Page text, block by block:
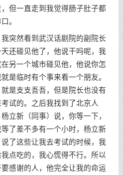
但一直走到我觉得肠子肚子都
。
突然看到武汉话剧院的副院长
还碰见他了，他说干吗呢，我
另一个城市碰见他，他说你怎
是临时有个事来看一个朋友。
是支支吾吾，但是院长也没有
试的。之后我找到了北京人
立新（同事）说，你等一下，
了差不多有一个小时，杨立新
了这些让我去考试的时候，我
点吃的，我心慌得不行。所以
感谢的人，他完全让我的命运